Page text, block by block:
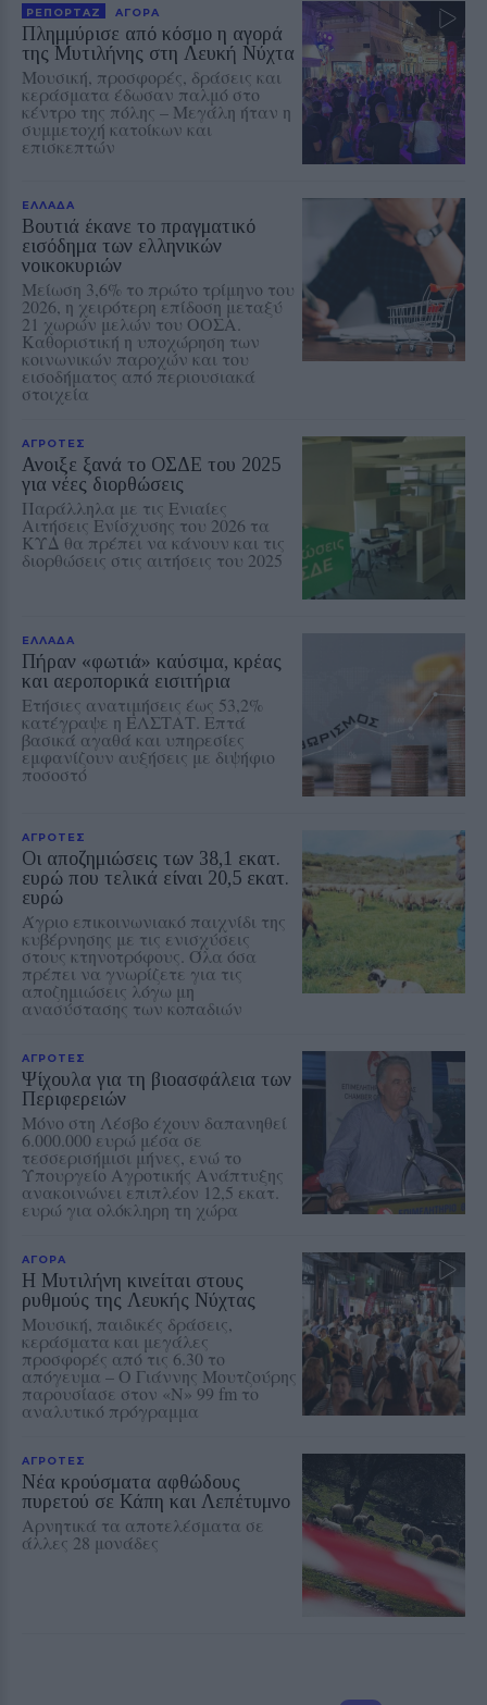
ΡΕΠΟΡΤΑΖ ΑΓΟΡΑ
Πλημμύρισε από κόσμο η αγορά
της Μυτιλήνης στη Λευκή Νύχτα
Μουσική, προσφορές, δράσεις και
κεράσματα έδωσαν παλμό στο
κέντρο της πόλης – Μεγάλη ήταν η
συμμετοχή κατοίκων και
επισκεπτών
ΕΛΛΑΔΑ
Βουτιά έκανε το πραγματικό
εισόδημα των ελληνικών
νοικοκυριών
Μείωση 3,6% το πρώτο τρίμηνο του
2026, η χειρότερη επίδοση μεταξύ
21 χωρών μελών του ΟΟΣΑ.
Καθοριστική η υποχώρηση των
κοινωνικών παροχών και του
εισοδήματος από περιουσιακά
στοιχεία
ΑΓΡΟΤΕΣ
Ανοιξε ξανά το ΟΣΔΕ του 2025
για νέες διορθώσεις
Παράλληλα με τις Ενιαίες
Αιτήσεις Ενίσχυσης του 2026 τα
ΚΥΔ θα πρέπει να κάνουν και τις
διορθώσεις στις αιτήσεις του 2025
ΕΛΛΑΔΑ
Πήραν «φωτιά» καύσιμα, κρέας
και αεροπορικά εισιτήρια
Ετήσιες ανατιμήσεις έως 53,2%
κατέγραψε η ΕΛΣΤΑΤ. Επτά
βασικά αγαθά και υπηρεσίες
εμφανίζουν αυξήσεις με διψήφιο
ποσοστό
ΑΓΡΟΤΕΣ
Οι αποζημιώσεις των 38,1 εκατ.
ευρώ που τελικά είναι 20,5 εκατ.
ευρώ
Άγριο επικοινωνιακό παιχνίδι της
κυβέρνησης με τις ενισχύσεις
στους κτηνοτρόφους. Όλα όσα
πρέπει να γνωρίζετε για τις
αποζημιώσεις λόγω μη
ανασύστασης των κοπαδιών
ΑΓΡΟΤΕΣ
Ψίχουλα για τη βιοασφάλεια των
Περιφερειών
Μόνο στη Λέσβο έχουν δαπανηθεί
6.000.000 ευρώ μέσα σε
τεσσερισήμισι μήνες, ενώ το
Υπουργείο Αγροτικής Ανάπτυξης
ανακοινώνει επιπλέον 12,5 εκατ.
ευρώ για ολόκληρη τη χώρα
ΑΓΟΡΑ
Η Μυτιλήνη κινείται στους
ρυθμούς της Λευκής Νύχτας
Μουσική, παιδικές δράσεις,
κεράσματα και μεγάλες
προσφορές από τις 6.30 το
απόγευμα – Ο Γιάννης Μουτζούρης
παρουσίασε στον «Ν» 99 fm το
αναλυτικό πρόγραμμα
ΑΓΡΟΤΕΣ
Νέα κρούσματα αφθώδους
πυρετού σε Κάπη και Λεπέτυμνο
Αρνητικά τα αποτελέσματα σε
άλλες 28 μονάδες